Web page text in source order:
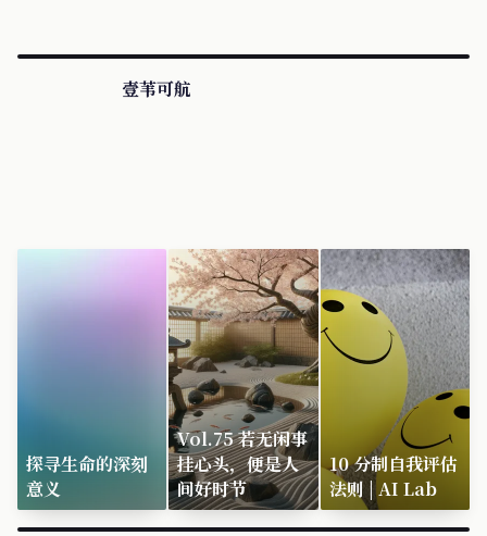
壹苇可航
探寻生命的深刻
意义
Vol.75 若无闲事
挂心头，便是人
间好时节
10 分制自我评估
法则 | AI Lab